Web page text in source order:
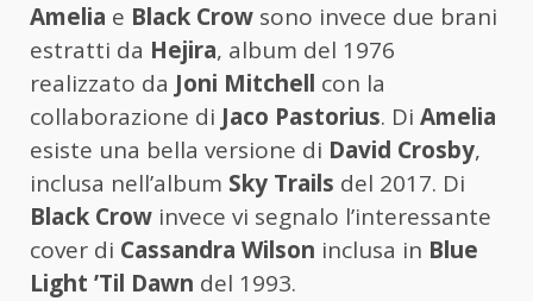
Amelia e Black Crow sono invece due brani
estratti da Hejira, album del 1976
realizzato da Joni Mitchell con la
collaborazione di Jaco Pastorius. Di Amelia
esiste una bella versione di David Crosby,
inclusa nell’album Sky Trails del 2017. Di
Black Crow invece vi segnalo l’interessante
cover di Cassandra Wilson inclusa in Blue
Light ’Til Dawn del 1993.